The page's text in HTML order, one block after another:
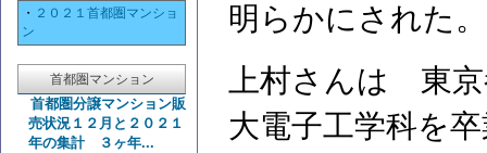
・ ２０２１首都圏マンショ
ン
首都圏マンション
首都圏分譲マンション販
売状況１２月と２０２１
年の集計 ３ヶ年...
明らかにされた
上村さんは 東
大電子工学科を